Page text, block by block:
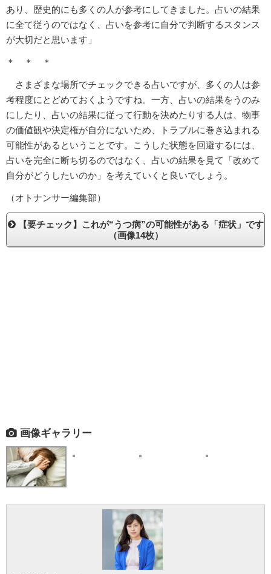
あり、歴史的にも多くの人が参考にしてきました。占いの結果
に全て従うのではなく、占いを参考に自分で判断するスタンス
が大切だと思います」
＊ ＊ ＊
さまざまな場所でチェックできる占いですが、多くの人は参
考程度にとどめておくようですね。一方、占いの結果をうのみ
にしたり、占いの結果に従って行動を決めたりする人は、物事
の価値観や決定権が自分にないため、トラブルに巻き込まれる
可能性があるということです。こうした状態を回避するには、
占いを完全に断ち切るのではなく、占いの結果を見て「改めて
自分がどうしたいのか」を考えていくと良いでしょう。
（オトナンサー編集部）
【要チェック】これが“うつ病”の可能性がある「症状」です
（画像14枚）
画像ギャラリー